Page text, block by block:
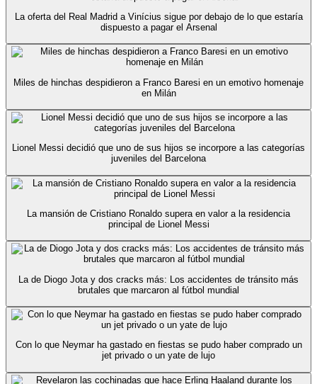
La oferta del Real Madrid a Vinícius sigue por debajo de lo que estaría
dispuesto a pagar el Arsenal
Miles de hinchas despidieron a Franco Baresi en un emotivo homenaje
en Milán
Lionel Messi decidió que uno de sus hijos se incorpore a las categorías
juveniles del Barcelona
La mansión de Cristiano Ronaldo supera en valor a la residencia
principal de Lionel Messi
La de Diogo Jota y dos cracks más: Los accidentes de tránsito más
brutales que marcaron al fútbol mundial
Con lo que Neymar ha gastado en fiestas se pudo haber comprado un
jet privado o un yate de lujo